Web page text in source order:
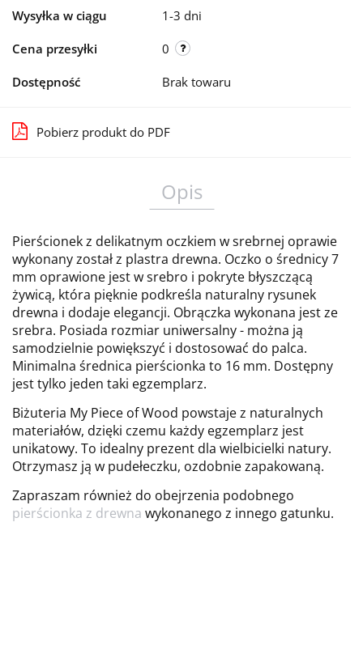
Wysyłka w ciągu 1-3 dni
Cena przesyłki 0
Dostępność Brak towaru
Pobierz produkt do PDF
Opis
Pierścionek z delikatnym oczkiem w srebrnej oprawie
wykonany został z plastra drewna. Oczko o średnicy 7
mm oprawione jest w srebro i pokryte błyszczącą
żywicą, która pięknie podkreśla naturalny rysunek
drewna i dodaje elegancji. Obrączka wykonana jest ze
srebra. Posiada rozmiar uniwersalny - można ją
samodzielnie powiększyć i dostosować do palca.
Minimalna średnica pierścionka to 16 mm. Dostępny
jest tylko jeden taki egzemplarz.
Biżuteria My Piece of Wood powstaje z naturalnych
materiałów, dzięki czemu każdy egzemplarz jest
unikatowy. To idealny prezent dla wielbicielki natury.
Otrzymasz ją w pudełeczku, ozdobnie zapakowaną.
Zapraszam również do obejrzenia podobnego
pierścionka z drewna wykonanego z innego gatunku.